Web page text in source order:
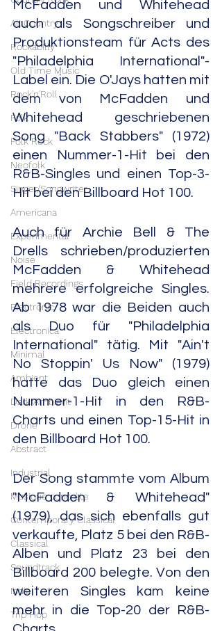
Alt.Country
Rockabilly
Old Time Music
Rock'n'Roll
Folk
Folk Rock
Neofolk
Singer/Songwriter
Americana
Experimental
Noise
Field Recordings
Electronic
Electronica
Minimal
Ambient
Dark Ambient
Drone
Abstract
Industrial
Musique concrète
Contemporary Classical
Classical
Soundtrack
India
Trip Hop
McFadden und Whitehead
auch als Songschreiber und
Produktionsteam für Acts des
"Philadelphia International"-
Label ein. Die O'Jays hatten mit
dem von McFadden und
Whitehead geschriebenen
Song "Back Stabbers" (1972)
einen Nummer-1-Hit bei den
R&B-Singles und einen Top-3-
Hit bei den Billboard Hot 100.
Auch für Archie Bell & The
Drells schrieben/produzierten
McFadden & Whitehead
mehrere erfolgreiche Singles.
Ab 1978 war die Beiden auch
als Duo für "Philadelphia
International" tätig. Mit "Ain't
No Stoppin' Us Now" (1979)
hatte das Duo gleich einen
Nummer-1-Hit in den R&B-
Charts und einen Top-15-Hit in
den Billboard Hot 100.
Der Song stammte vom Album
"McFadden & Whitehead"
(1979), das sich ebenfalls gut
verkaufte, Platz 5 bei den R&B-
Alben und Platz 23 bei den
Billboard 200 belegte. Von den
weiteren Singles kam keine
mehr in die Top-20 der R&B-